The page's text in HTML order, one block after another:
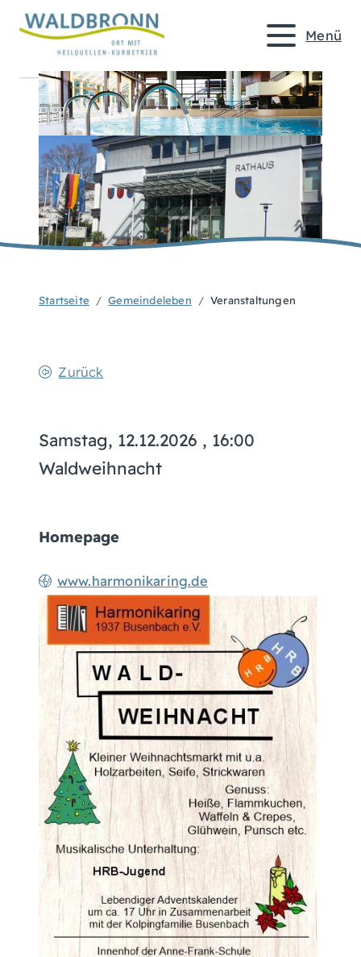
Menü
Startseite Gemeindeleben Veranstaltungen
Zurück
Samstag, 12.12.2026 , 16:00
Waldweihnacht
Homepage
www.harmonikaring.de